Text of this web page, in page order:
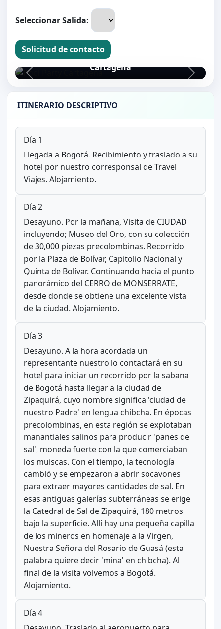
Seleccionar Salida:
Solicitud de contacto
Pool Party
Cartagena
ITINERARIO DESCRIPTIVO
Día 1
Llegada a Bogotá. Recibimiento y traslado a su
hotel por nuestro corresponsal de Travel
Viajes. Alojamiento.
Día 2
Desayuno. Por la mañana, Visita de CIUDAD
incluyendo; Museo del Oro, con su colección
de 30,000 piezas precolombinas. Recorrido
por la Plaza de Bolívar, Capitolio Nacional y
Quinta de Bolívar. Continuando hacia el punto
panorámico del CERRO de MONSERRATE,
desde donde se obtiene una excelente vista
de la ciudad. Alojamiento.
Día 3
Desayuno. A la hora acordada un
representante nuestro lo contactará en su
hotel para iniciar un recorrido por la sabana
de Bogotá hasta llegar a la ciudad de
Zipaquirá, cuyo nombre significa 'ciudad de
nuestro Padre' en lengua chibcha. En épocas
precolombinas, en esta región se explotaban
manantiales salinos para producir 'panes de
sal', moneda fuerte con la que comerciaban
los muiscas. Con el tiempo, la tecnología
cambió y se empezaron a abrir socavones
para extraer mayores cantidades de sal. En
esas antiguas galerías subterráneas se erige
la Catedral de Sal de Zipaquirá, 180 metros
bajo la superficie. Allí hay una pequeña capilla
de los mineros en homenaje a la Virgen,
Nuestra Señora del Rosario de Guasá (esta
palabra quiere decir 'mina' en chibcha). Al
final de la visita volvemos a Bogotá.
Alojamiento.
Día 4